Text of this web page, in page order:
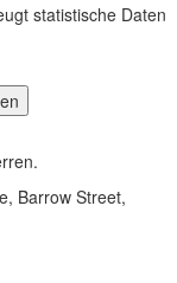
statistische Daten
Barrow Street,